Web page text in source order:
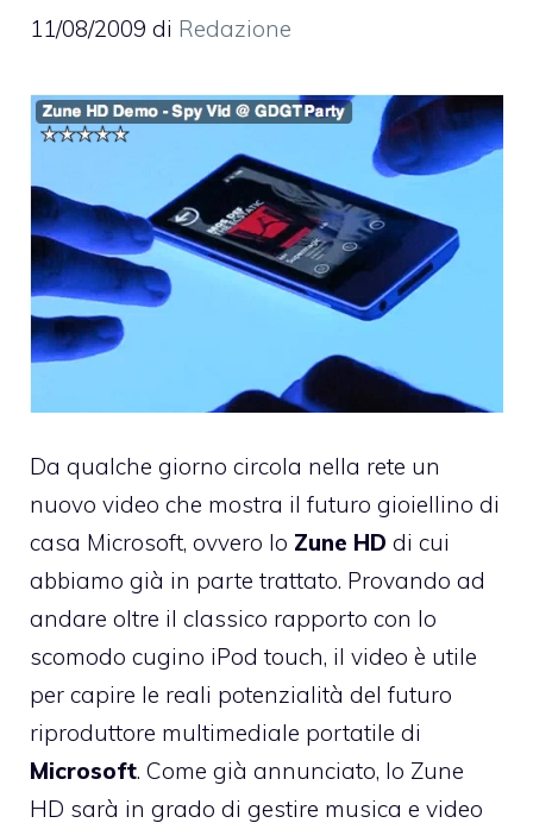
11/08/2009 di Redazione
Da qualche giorno circola nella rete un
nuovo video che mostra il futuro gioiellino di
casa Microsoft, ovvero lo Zune HD di cui
abbiamo già in parte trattato. Provando ad
andare oltre il classico rapporto con lo
scomodo cugino iPod touch, il video è utile
per capire le reali potenzialità del futuro
riproduttore multimediale portatile di
Microsoft. Come già annunciato, lo Zune
HD sarà in grado di gestire musica e video